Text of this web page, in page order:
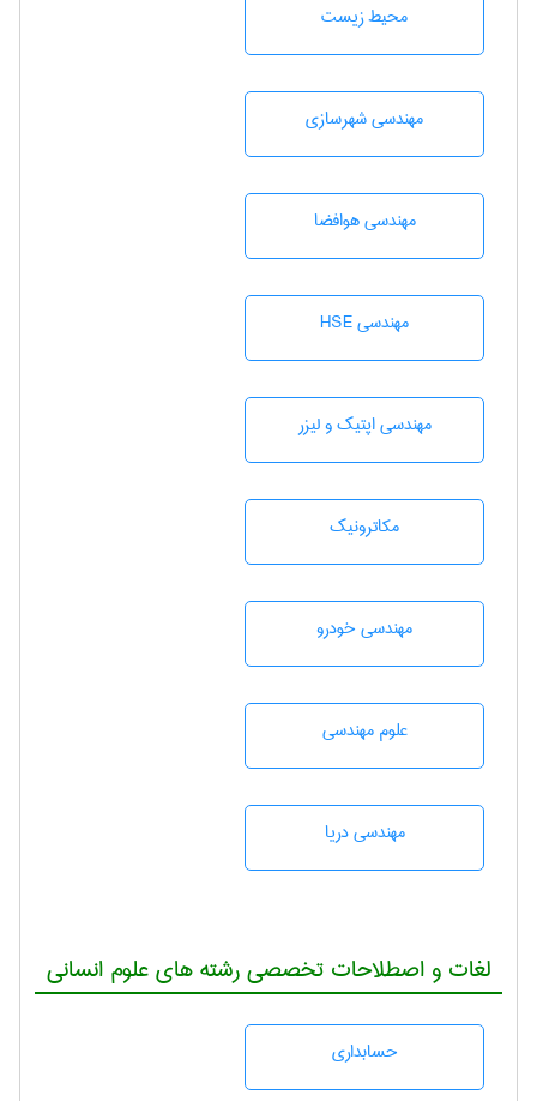
محيط زيست
مهندسی شهرسازی
مهندسی هوافضا
مهندسی HSE
مهندسی اپتیک و لیزر
مکاترونیک
مهندسی خودرو
علوم مهندسی
مهندسی دریا
لغات و اصطلاحات تخصصی رشته های علوم انسانی
حسابداری